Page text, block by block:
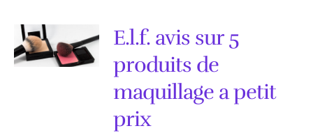
E.l.f. avis sur 5
produits de
maquillage a petit
prix